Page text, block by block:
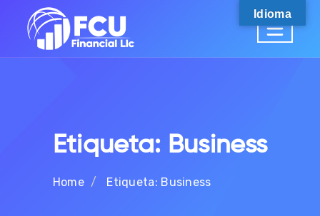
Etiqueta: Business
Home Etiqueta: Business
Idioma